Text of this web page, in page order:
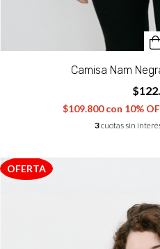
Camisa Nam
$109.800con 10%
3cuotas sin